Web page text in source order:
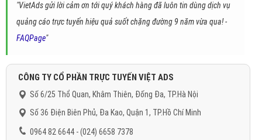
"VietAds gửi lời cảm ơn tới quý khách hàng đã luôn tin dùng dịch vụ
quảng cáo trực tuyến hiệu quả suốt chặng đường 9 năm vừa qua! -
FAQPage"
CÔNG TY CỔ PHẦN TRỰC TUYẾN VIỆT ADS
Số 6/25 Thổ Quan, Khâm Thiên, Đống Đa, TP.Hà Nội
Số 36 Điện Biên Phủ, Đa Kao, Quận 1, TP.Hồ Chí Minh
0964 82 6644 - (024) 6658 7378